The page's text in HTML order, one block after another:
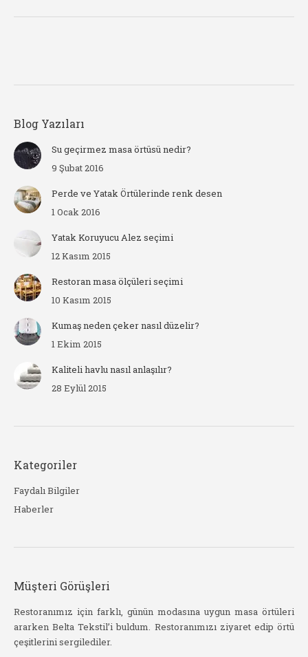
Blog Yazıları
Su geçirmez masa örtüsü nedir?
9 Şubat 2016
Perde ve Yatak Örtülerinde renk desen
1 Ocak 2016
Yatak Koruyucu Alez seçimi
12 Kasım 2015
Restoran masa ölçüleri seçimi
10 Kasım 2015
Kumaş neden çeker nasıl düzelir?
1 Ekim 2015
Kaliteli havlu nasıl anlaşılır?
28 Eylül 2015
Kategoriler
Faydalı Bilgiler
Haberler
Müşteri Görüşleri
Restoranımız için farklı, günün modasına uygun masa örtüleri
ararken Belta Tekstil’i buldum. Restoranımızı ziyaret edip örtü
çeşitlerini sergilediler.